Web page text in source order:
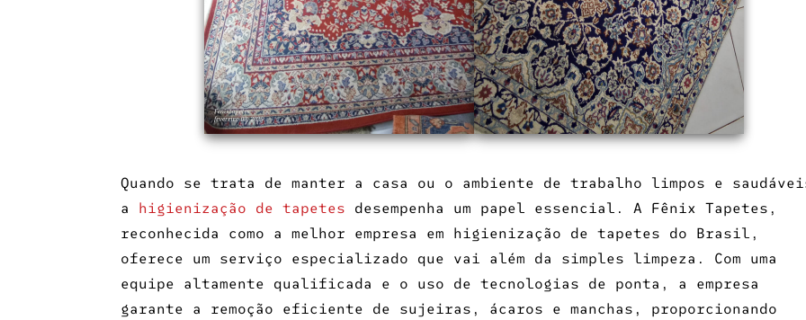
Quando se trata de manter a casa ou o ambiente de trabalho limpos e
a higienização de tapetes desempenha um papel essencial. A Fênix Tapetes,
reconhecida como amelhor empresa em higienização de tapetes do Brasil ,
oferece um serviço especializado que vai além da simples limpeza. Com uma
equipe altamente qualificada e o uso de tecnologias de ponta, a empresa
garante a remoção eficiente de sujeiras, ácaros e manchas, proporcionando